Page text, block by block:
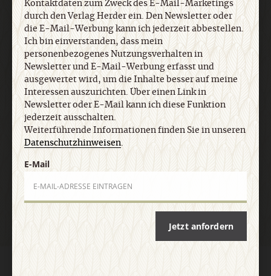
ausgewertet wird, um die Inhalte besser auf meine
Interessen auszurichten. Über einen Link in
Newsletter oder E-Mail kann ich diese Funktion
jederzeit ausschalten. Weiterführende
Informationen finden Sie in unseren
Datenschutzhinweisen.
E-Mail
Jetzt anmelden
Kontaktdaten zum Zweck des E-Mail-Marketings
durch den Verlag Herder ein. Den Newsletter oder
die E-Mail-Werbung kann ich jederzeit abbestellen.
Ich bin einverstanden, dass mein
personenbezogenes Nutzungsverhalten in
Newsletter und E-Mail-Werbung erfasst und
ausgewertet wird, um die Inhalte besser auf meine
Interessen auszurichten. Über einen Link in
Newsletter oder E-Mail kann ich diese Funktion
jederzeit ausschalten.
Weiterführende Informationen finden Sie in unseren
Datenschutzhinweisen.
E-Mail
Jetzt anfordern